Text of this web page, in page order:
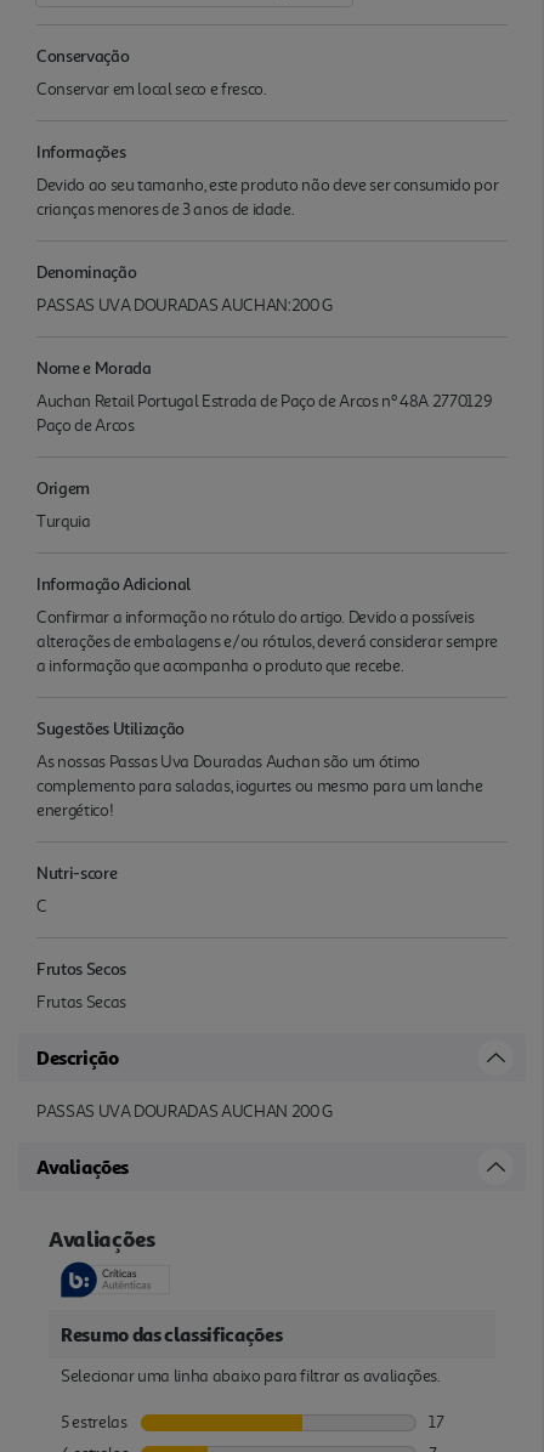
Conservação
Conservar em local seco e fresco.
Informações
Devido ao seu tamanho, este produto não deve ser consumido por
crianças menores de 3 anos de idade.
Denominação
PASSAS UVA DOURADAS AUCHAN:200 G
Nome e Morada
Auchan Retail Portugal Estrada de Paço de Arcos nº 48A 2770129
Paço de Arcos
Origem
Turquia
Informação Adicional
Confirmar a informação no rótulo do artigo. Devido a possíveis
alterações de embalagens e/ou rótulos, deverá considerar sempre
a informação que acompanha o produto que recebe.
Sugestões Utilização
As nossas Passas Uva Douradas Auchan são um ótimo
complemento para saladas, iogurtes ou mesmo para um lanche
energético!
Nutri-score
C
Frutos Secos
Frutas Secas
Descrição
PASSAS UVA DOURADAS AUCHAN 200 G
Avaliações